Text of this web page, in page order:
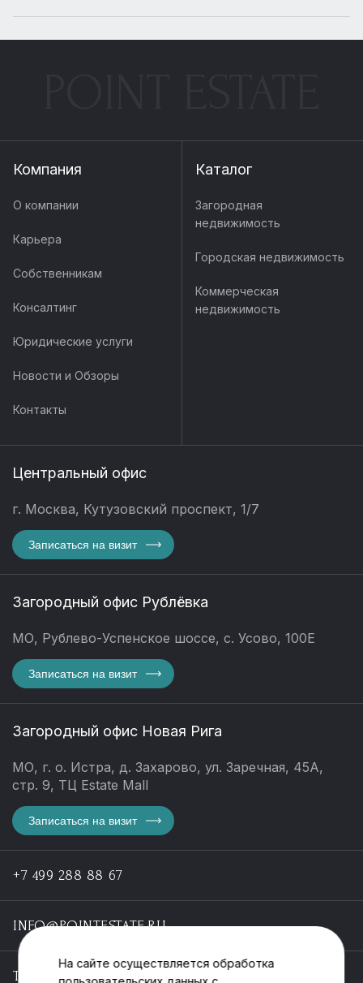
Компания
О компании
Карьера
Собственникам
Консалтинг
Юридические услуги
Новости и Обзоры
Контакты
Каталог
Загородная
недвижимость
Городская недвижимость
Коммерческая
недвижимость
Центральный офис
г. Москва, Кутузовский проспект, 1/7
Записаться на визит
Загородный офис Рублёвка
МО, Рублево-Успенское шоссе, с. Усово, 100Е
Записаться на визит
Загородный офис Новая Рига
МО, г. о. Истра, д. Захарово, ул. Заречная, 45А,
стр. 9, ТЦ Estate Mall
Записаться на визит
+7 499 288 88 67
INFO@POINTESTATE.RU
TELEGRAM
На сайте осуществляется обработка